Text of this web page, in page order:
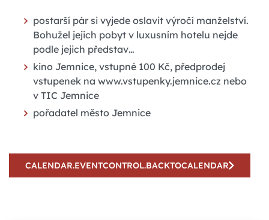
postarší pár si vyjede oslavit výročí manželství.
Bohužel jejich pobyt v luxusním hotelu nejde
podle jejich představ…
kino Jemnice, vstupné 100 Kč, předprodej
vstupenek na www.vstupenky.jemnice.cz nebo
v TIC Jemnice
pořadatel město Jemnice
CALENDAR.EVENTCONTROL.BACKTOCALENDAR